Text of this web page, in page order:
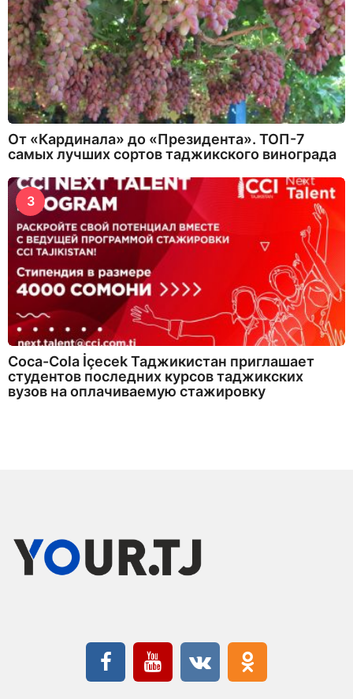
От «Кардинала» до «Президента». ТОП-7
самых лучших сортов таджикского винограда
3
Coca-Cola İçecek Таджикистан приглашает
студентов последних курсов таджикских
вузов на оплачиваемую стажировку